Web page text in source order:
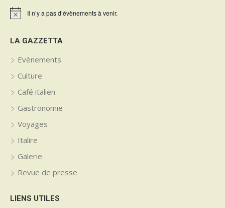
Notice Il n’y a pas d’évènements à venir.
LA GAZZETTA
Evènements
Culture
Café italien
Gastronomie
Voyages
Italire
Galerie
Revue de presse
LIENS UTILES